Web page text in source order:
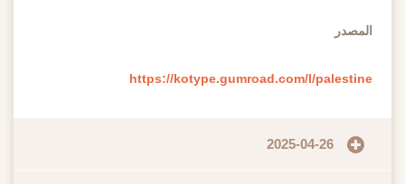
المصدر
https://kotype.gumroad.com/l/palestine
2025-04-26